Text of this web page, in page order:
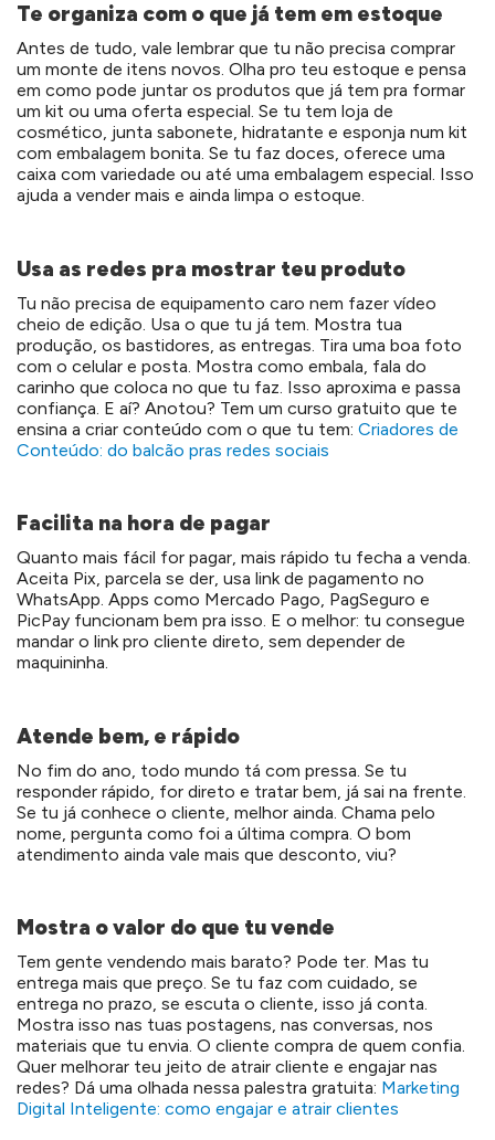
Te organiza com o que já tem em estoque
Antes de tudo, vale lembrar que tu não precisa comprar
um monte de itens novos. Olha pro teu estoque e pensa
em como pode juntar os produtos que já tem pra formar
um kit ou uma oferta especial. Se tu tem loja de
cosmético, junta sabonete, hidratante e esponja num kit
com embalagem bonita. Se tu faz doces, oferece uma
caixa com variedade ou até uma embalagem especial. Isso
ajuda a vender mais e ainda limpa o estoque.
Usa as redes pra mostrar teu produto
Tu não precisa de equipamento caro nem fazer vídeo
cheio de edição. Usa o que tu já tem. Mostra tua
produção, os bastidores, as entregas. Tira uma boa foto
com o celular e posta. Mostra como embala, fala do
carinho que coloca no que tu faz. Isso aproxima e passa
confiança. E aí? Anotou? Tem um curso gratuito que te
ensina a criar conteúdo com o que tu tem: Criadores de
Conteúdo: do balcão pras redes sociais
Facilita na hora de pagar
Quanto mais fácil for pagar, mais rápido tu fecha a venda.
Aceita Pix, parcela se der, usa link de pagamento no
WhatsApp. Apps como Mercado Pago, PagSeguro e
PicPay funcionam bem pra isso. E o melhor: tu consegue
mandar o link pro cliente direto, sem depender de
maquininha.
Atende bem, e rápido
No fim do ano, todo mundo tá com pressa. Se tu
responder rápido, for direto e tratar bem, já sai na frente.
Se tu já conhece o cliente, melhor ainda. Chama pelo
nome, pergunta como foi a última compra. O bom
atendimento ainda vale mais que desconto, viu?
Mostra o valor do que tu vende
Tem gente vendendo mais barato? Pode ter. Mas tu
entrega mais que preço. Se tu faz com cuidado, se
entrega no prazo, se escuta o cliente, isso já conta.
Mostra isso nas tuas postagens, nas conversas, nos
materiais que tu envia. O cliente compra de quem confia.
Quer melhorar teu jeito de atrair cliente e engajar nas
redes? Dá uma olhada nessa palestra gratuita: Marketing
Digital Inteligente: como engajar e atrair clientes